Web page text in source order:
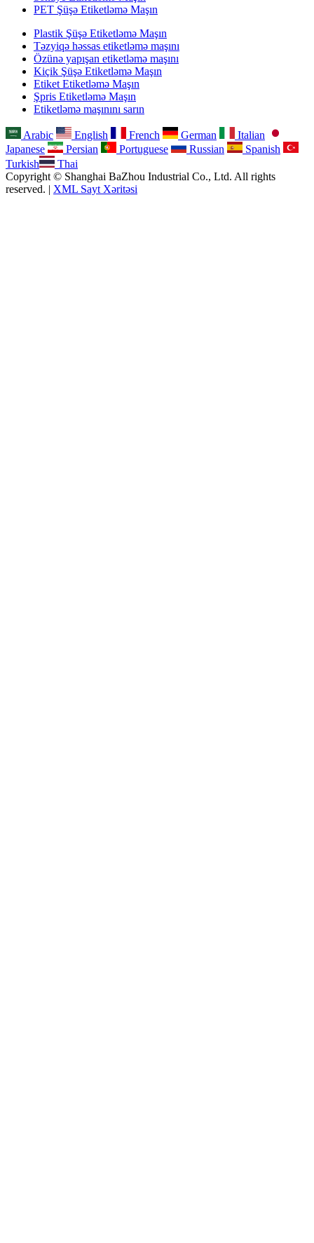
PET Şüşə Etiketləmə Maşın
Plastik Şüşə Etiketləmə Maşın
Təzyiqə həssas etiketləmə maşını
Özünə yapışan etiketləmə maşını
Kiçik Şüşə Etiketləmə Maşın
Etiket Etiketləmə Maşın
Şpris Etiketləmə Maşın
Etiketləmə maşınını sarın
Arabic English French German
Italian
Japanese
Persian Portuguese Russian
Spanish
Turkish
Thai
Copyright © Shanghai BaZhou Industrial Co., Ltd. All rights
reserved. | XML Sayt Xəritəsi